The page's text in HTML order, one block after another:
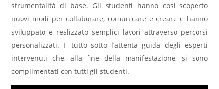
strumentalità di base. Gli studenti hanno così scoperto
nuovi modi per collaborare, comunicare e creare e hanno
sviluppato e realizzato semplici lavori attraverso percorsi
personalizzati. Il tutto sotto l’attenta guida degli esperti
intervenuti che, alla fine della manifestazione, si sono
complimentati con tutti gli studenti.